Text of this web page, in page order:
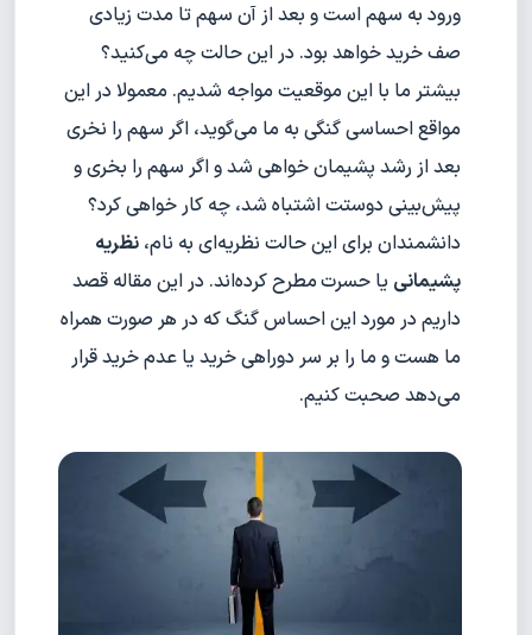
ورود به سهم است و بعد از آن سهم تا مدت زیادی
صف خرید خواهد بود. در این حالت چه می‌کنید؟
بیشتر ما با این موقعیت مواجه شدیم. معمولا در این
مواقع احساسی گنگی به ما می‌گوید، اگر سهم را نخری
بعد از رشد پشیمان خواهی شد و اگر سهم را بخری و
پیش‌بینی دوستت اشتباه شد، چه کار خواهی کرد؟
دانشمندان برای این حالت نظریه‌ای به‌ نام، نظریه‌
پشیمانی یا حسرتمطرح کرده‌اند. در این مقاله قصد
داریم در مورد این احساس گنگ که در هر صورت همراه
ما هست و ما را بر سر دوراهی خرید یا عدم خرید قرار
می‌دهد صحبت کنیم.